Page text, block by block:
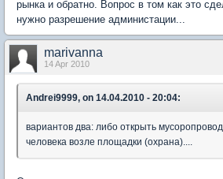
рынка и обратно. Вопрос в том как это
нужно разрешение администации...
marivanna
14 Apr 2010
Andrei9999, on 14.04.2010 - 20:04:
вариантов два: либо открыть
человека возле площадки (охрана)....